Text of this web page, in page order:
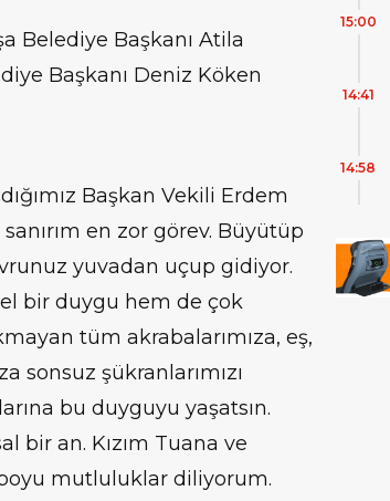
Belediye Başkanı Atila
Başkanı Deniz Köken
Başkan Vekili Erdem
en zor görev. Büyütüp
yuvadan uçup gidiyor.
bir duygu hem de çok
tüm akrabalarımıza, eş,
sonsuz şükranlarımızı
bu duyguyu yaşatsın.
bir an. Kızım Tuana ve
mutluluklar diliyorum.
15:00
14:41
14:58